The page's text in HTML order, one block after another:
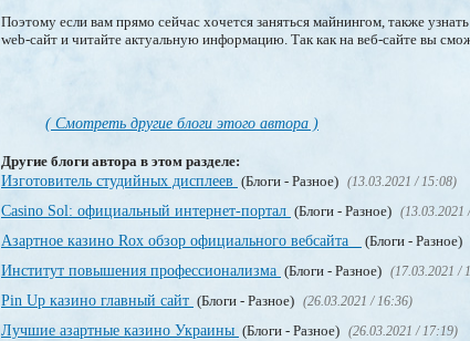
Поэтому если вам прямо сейчас хочется заняться майнингом, также
web-сайт и читайте актуальную информацию. Так как на веб-сайте вы
( Смотреть другие блоги этого автора )
Другие блоги автора в этом разделе:
Изготовитель студийных дисплеев (Блоги - Разное) (13.03.2021 / 15:08)
Casino Sol: официальный интернет-портал (Блоги - Разное) (13.03.2021
Азартное казино Rox обзор официального вебсайта (Блоги - Разное)
Институт повышения профессионализма (Блоги - Разное) (17.03.2021 /
Pin Up казино главный сайт (Блоги - Разное) (26.03.2021 / 16:36)
Лучшие азартные казино Украины (Блоги - Разное) (26.03.2021 / 17:19)